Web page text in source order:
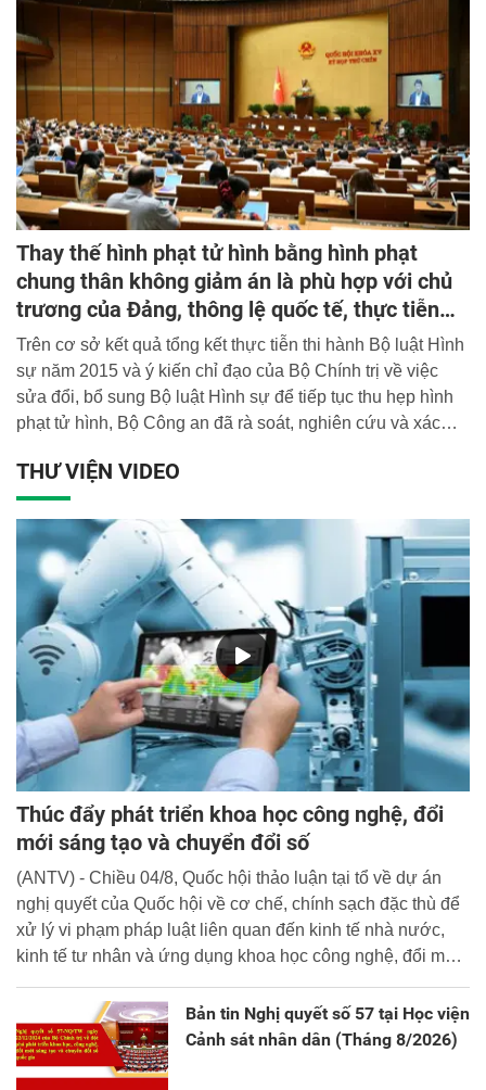
Thay thế hình phạt tử hình bằng hình phạt
chung thân không giảm án là phù hợp với chủ
trương của Đảng, thông lệ quốc tế, thực tiễn
đấu tranh PCTP và đảm bảo tính răn đe của
pháp luật
Trên cơ sở kết quả tổng kết thực tiễn thi hành Bộ luật Hình
sự năm 2015 và ý kiến chỉ đạo của Bộ Chính trị về việc
sửa đổi, bổ sung Bộ luật Hình sự để tiếp tục thu hẹp hình
phạt tử hình, Bộ Công an đã rà soát, nghiên cứu và xác
trong Dự án Bộ luật Hình sự lần này để đáp ứng yêu cầu,
đòi hỏi của thực tiễn.
THƯ VIỆN VIDEO
Thúc đẩy phát triển khoa học công nghệ, đổi
mới sáng tạo và chuyển đổi số
(ANTV) - Chiều 04/8, Quốc hội thảo luận tại tổ về dự án
nghị quyết của Quốc hội về cơ chế, chính sạch đặc thù để
xử lý vi phạm pháp luật liên quan đến kinh tế nhà nước,
kinh tế tư nhân và ứng dụng khoa học công nghệ, đổi mới
Bản tin Nghị quyết số 57 tại Học viện
Cảnh sát nhân dân (Tháng 8/2026)